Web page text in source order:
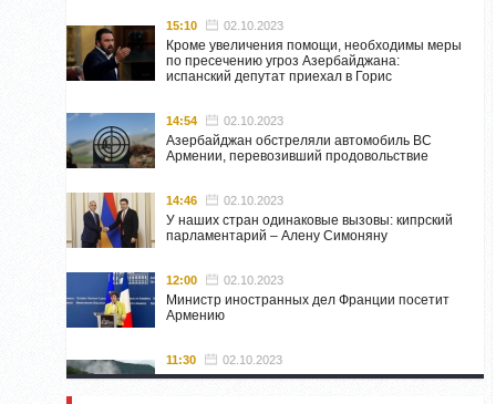
15:10 02.10.2023
Кроме увеличения помощи, необходимы меры
по пресечению угроз Азербайджана:
испанский депутат приехал в Горис
14:54 02.10.2023
Азербайджан обстреляли автомобиль ВС
Армении, перевозивший продовольствие
14:46 02.10.2023
У наших стран одинаковые вызовы: кипрский
парламентарий – Алену Симоняну
12:00 02.10.2023
Министр иностранных дел Франции посетит
Армению
11:30 02.10.2023
Самвел Шахраманян и группа ответственных